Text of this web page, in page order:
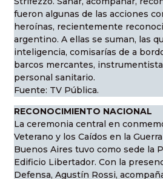
fueron algunas de las acciones
heroínas, recientemente
argentino. A ellas se suman, las
inteligencia, comisarías de a
barcos mercantes,
personal sanitario.
Fuente: TV Pública.
RECONOCIMIENTO NACIONAL
La ceremonia central en
Veterano y los Caídos en la
Buenos Aires tuvo como sede la
Edificio Libertador. Con la
Defensa, Agustín Rossi,